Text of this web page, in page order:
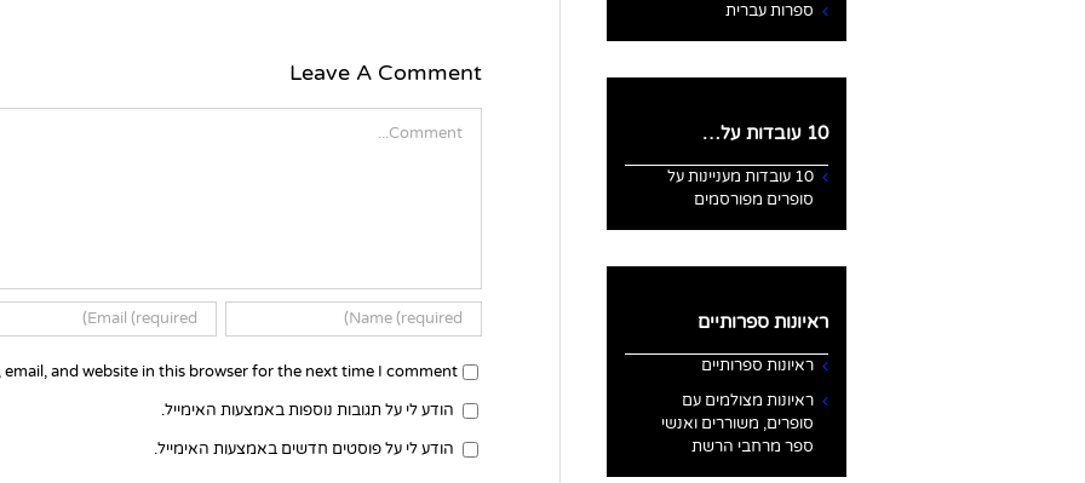
Leave A Comment
email, and website in this browser for the next time I comment.
הודע לי על תגובות נוספות באמצעות האימייל.
הודע לי על פוסטים חדשים באמצעות האימייל.
ספרות עברית
10 עובדות על…
10 עובדות מעניינות על
סופרים מפורסמים
ראיונות ספרותיים
ראיונות ספרותיים
ראיונות מצולמים עם
סופרים, משוררים ואנשי
ספר מרחבי הרשת